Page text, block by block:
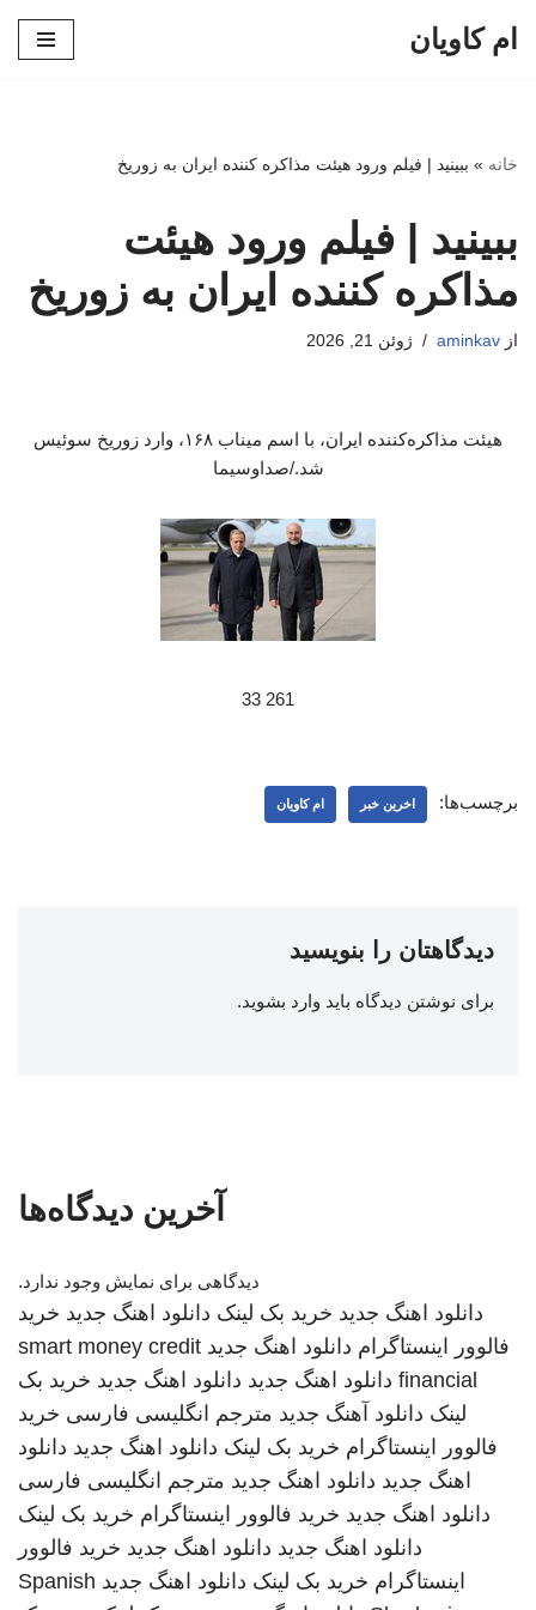
ام کاویان
خانه » ببینید | فیلم ورود هیئت مذاکره کننده ایران به زوریخ
ببینید | فیلم ورود هیئت
مذاکره کننده ایران به زوریخ
از aminkav ژوئن 21, 2026
هیئت مذاکره‌کننده ایران، با اسم میناب ۱۶۸، وارد زوریخ سوئیس
شد./صداوسیما
261 33
برچسب‌ها: اخرین خبر ام کاویان
دیدگاهتان را بنویسید
برای نوشتن دیدگاه باید وارد بشوید.
آخرین دیدگاه‌ها
دیدگاهی برای نمایش وجود ندارد.
دانلود اهنگ جدید خرید بک لینک دانلود اهنگ جدید خرید
فالوور اینستاگرام دانلود اهنگ جدید smart money credit
financial دانلود اهنگ جدید دانلود اهنگ جدید خرید بک
لینک دانلود آهنگ جدید مترجم انگلیسی فارسی خرید
فالوور اینستاگرام خرید بک لینک دانلود اهنگ جدید دانلود
اهنگ جدید دانلود اهنگ جدید مترجم انگلیسی فارسی
دانلود اهنگ جدید خرید فالوور اینستاگرام خرید بک لینک
دانلود اهنگ جدید دانلود اهنگ جدید خرید فالوور
اینستاگرام خرید بک لینک دانلود اهنگ جدید Spanish